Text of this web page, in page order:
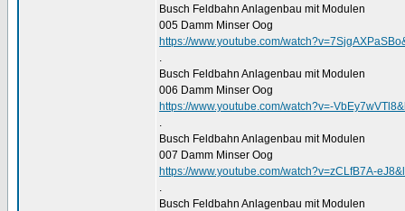
Busch Feldbahn Anlagenbau mit Modulen
005 Damm Minser Oog
https://www.youtube.com/
.
Busch Feldbahn Anlagenbau mit Modulen
006 Damm Minser Oog
https://www.youtube.com/watch?v=-
.
Busch Feldbahn Anlagenbau mit Modulen
007 Damm Minser Oog
https://www.youtube.com/watch?v=zCLfB7A-
.
Busch Feldbahn Anlagenbau mit Modulen